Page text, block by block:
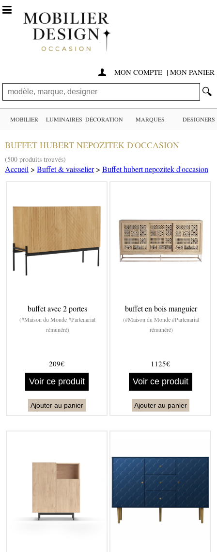
 MON COMPTE | MON PANIER
🔍

MOBILIER LUMINAIRES DÉCORATION MARQUES DESIGNERS
BUFFET HUBERT NEPOZITEK D'OCCASION
(500 produits trouvés)
Accueil > Buffet & vaisselier> Buffet hubert nepozitek d'occasion
buffet avec 2 portes
(#Maison du Monde #Partenariat
rémunéré)
209€
Voir ce produit
Ajouter au panier
buffet en bois manguier
(#Maison du Monde #Partenariat
rémunéré)
1125€
Voir ce produit
Ajouter au panier